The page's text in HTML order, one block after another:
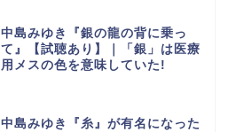
中島みゆき『銀の龍の背に乗っ
て』【試聴あり】｜「銀」は医療
用メスの色を意味していた!
中島みゆき『糸』が有名になった